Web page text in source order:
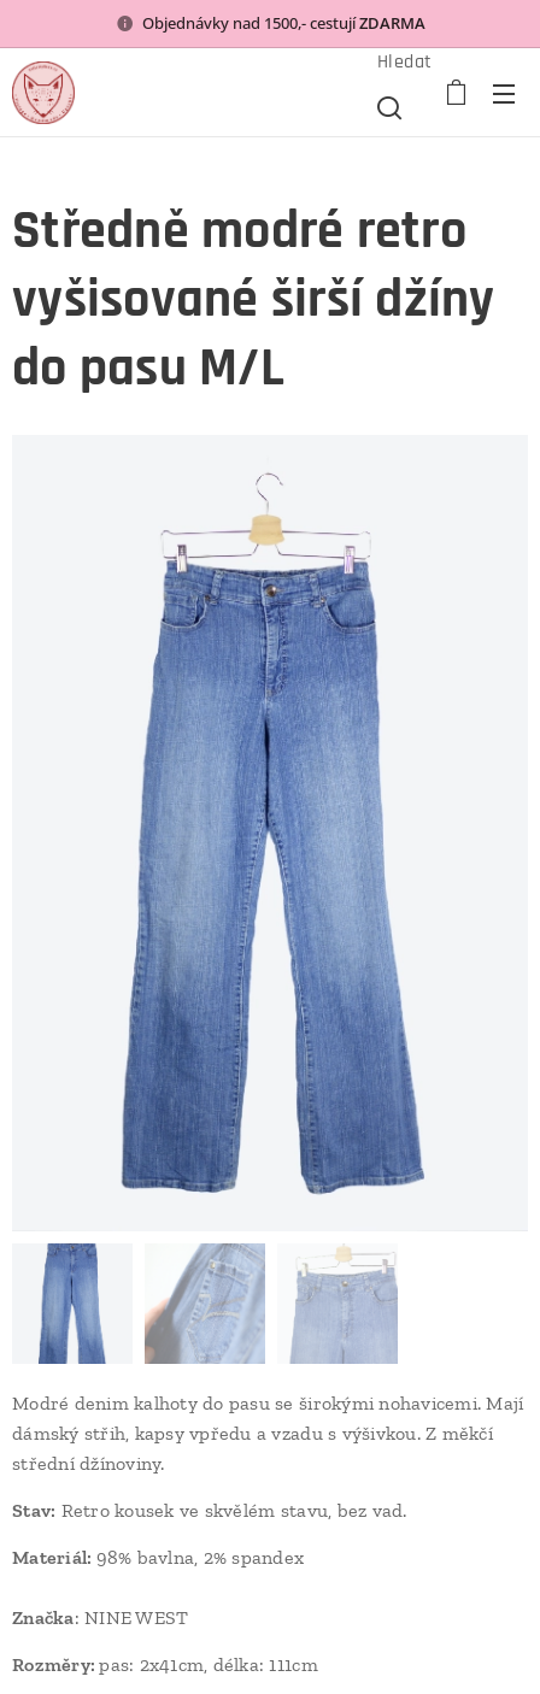
Objednávky nad 1500,- cestujíZDARMA
Hledat
Středně modré retro
vyšisované širší džíny
do pasu M/L
Modré denim kalhoty do pasu se širokými nohavicemi. Mají
dámský střih, kapsy vpředu a vzadu s výšivkou. Z měkčí
střední džínoviny.
Stav: Retro kousek ve skvělém stavu, bez vad.
Materiál: 98% bavlna, 2% spandex
Značka: NINE WEST
Rozměry:pas: 2x41cm, délka: 111cm